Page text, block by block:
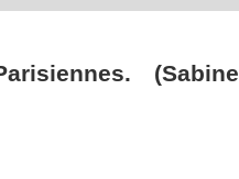
(Sabine